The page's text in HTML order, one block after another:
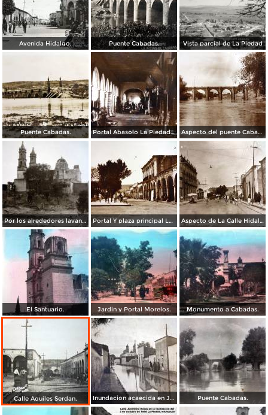
Avenida Hidalgo. Puente Cabadas. Vista parcial de La Piedad
Puente Cabadas. Portal Abasolo La Piedad, Michoacán. Aspecto del puente Cabadas y lavanderas en la orilla del rio La Piedad, Michoacán.
Por los alrededores lavanderas en el rio La Piedad, Michoacán. Portal Y plaza principal La Piedad, Michoacán. Aspecto de La Calle Hidalgo La Piedad, Michoacán .
El Santuario. Jardin y Portal Morelos. Monumento a Cabadas.
Calle Aquiles Serdan. Inundacion acaecida en Julio de 1912. Puente Cabadas.